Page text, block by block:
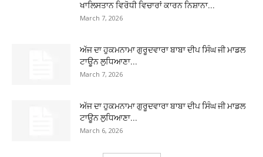
ਖਾਲਿਸਤਾਨ ਵਿਰੋਧੀ ਵਿਚਾਰਾਂ ਕਾਰਨ ਨਿਸ਼ਾਨਾ...
March 7, 2026
ਅੱਜ ਦਾ ਹੁਕਮਨਾਮਾ ਗੁਰੂਦਵਾਰਾ ਬਾਬਾ ਦੀਪ ਸਿੰਘ ਜੀ ਮਾਡਲ
ਟਾਊਨ ਲੁਧਿਆਣਾ...
March 7, 2026
ਅੱਜ ਦਾ ਹੁਕਮਨਾਮਾ ਗੁਰੂਦਵਾਰਾ ਬਾਬਾ ਦੀਪ ਸਿੰਘ ਜੀ ਮਾਡਲ
ਟਾਊਨ ਲੁਧਿਆਣਾ...
March 6, 2026